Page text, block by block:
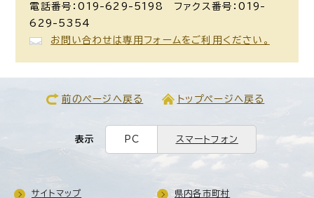
電話番号：019-629-5198 ファクス番号：019-
629-5354
お問い合わせは専用フォームをご利用ください。
前のページへ戻る トップページへ戻る
表示 PC スマートフォン
サイトマップ 県内各市町村